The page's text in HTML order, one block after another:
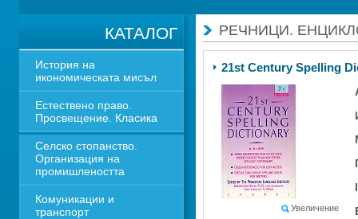
КАТАЛОГ
История на
икономическата мисъл
Естествено право.
Просвещение. Класика
Селско стопанство.
Организация на
промишлеността
Комуникации и
транспорт
РЕЧНИЦИ.
21st Century Spelling
Увеличение